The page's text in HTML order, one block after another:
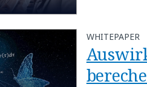
WHITEPAPER